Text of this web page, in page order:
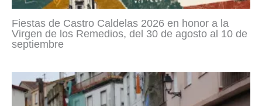
Fiestas de Castro Caldelas 2026 en honor a la
Virgen de los Remedios, del 30 de agosto al 10 de
septiembre